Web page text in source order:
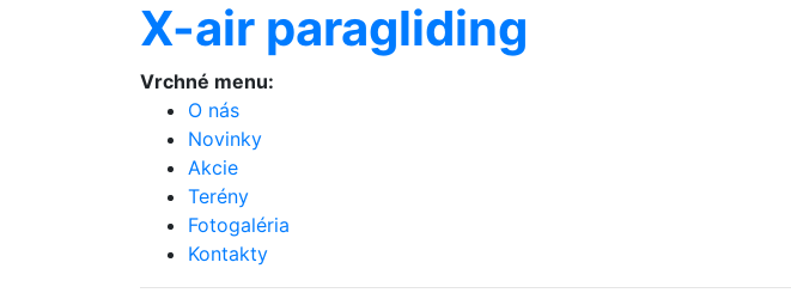
X-air paragliding
Vrchné menu:
O nás
Novinky
Akcie
Terény
Fotogaléria
Kontakty